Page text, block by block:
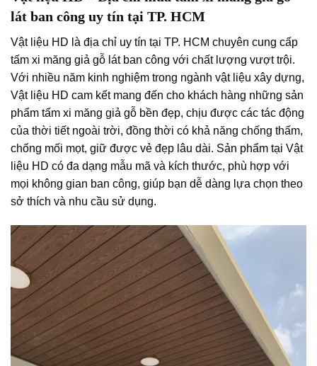
lát ban công uy tín tại TP. HCM
Vật liệu HD là địa chỉ uy tín tại TP. HCM chuyên cung cấp
tấm xi măng giả gỗ lát ban công với chất lượng vượt trội.
Với nhiều năm kinh nghiệm trong ngành vật liệu xây dựng,
Vật liệu HD cam kết mang đến cho khách hàng những sản
phẩm tấm xi măng giả gỗ bền đẹp, chịu được các tác động
của thời tiết ngoài trời, đồng thời có khả năng chống thấm,
chống mối mọt, giữ được vẻ đẹp lâu dài. Sản phẩm tại Vật
liệu HD có đa dạng mẫu mã và kích thước, phù hợp với
mọi không gian ban công, giúp bạn dễ dàng lựa chọn theo
sở thích và nhu cầu sử dụng.